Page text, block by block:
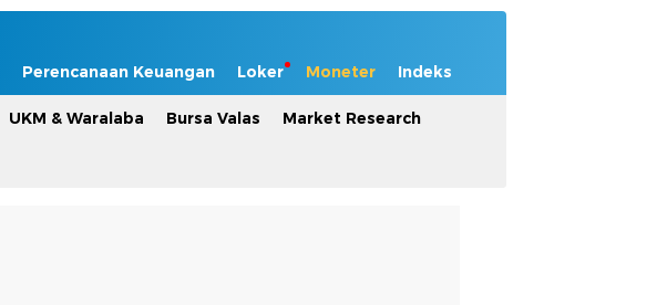
Perencanaan Keuangan Loker Moneter Indeks
UKM & Waralaba Bursa Valas Market Research